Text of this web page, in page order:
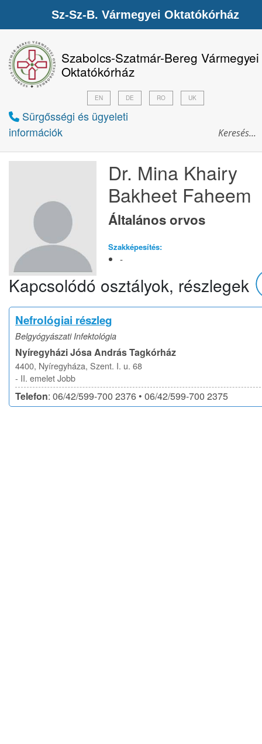
Szabolcs-Szatmár-Bereg Vármegyei
Oktatókórház
Sürgősségi és ügyeleti
információk
EN DE RO UK
Dr. Mina Khairy
Bakheet Faheem
Általános orvos
Szakképesítés:
-
Kapcsolódó osztályok, részlegek
Nefrológiai részleg
Belgyógyászati Infektológia
Nyíregyházi Jósa András Tagkórház
4400, Nyíregyháza, Szent. I. u. 68
- II. emelet Jobb
Telefon: 06/42/599-700 2376 • 06/42/599-700 2375
Sz-Sz-B. Vármegyei Oktatókórház